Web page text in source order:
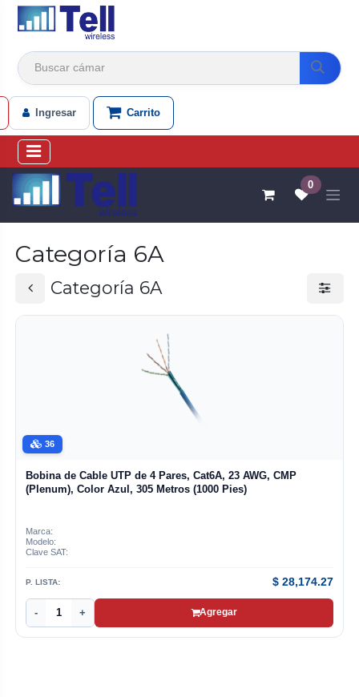
Ir al contenido
Ingresar Carrito
0
Categoría 6A
Categoría 6A
36
Bobina de Cable UTP de 4 Pares, Cat6A, 23 AWG, CMP
(Plenum), Color Azul, 305 Metros (1000 Pies)
Marca:
Modelo:
Clave SAT:
P. LISTA: $ 28,174.27
- + Agregar